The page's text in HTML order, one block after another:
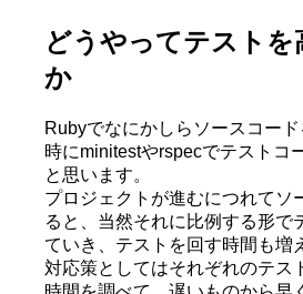
どうやってテストを
か
Rubyでなにかしらソースコー
時にminitestやrspecでテストコ
と思います。
プロジェクトが進むにつれてソ
ると、当然それに比例する形で
ていき、テストを回す時間も増
対応策としてはそれぞれのテス